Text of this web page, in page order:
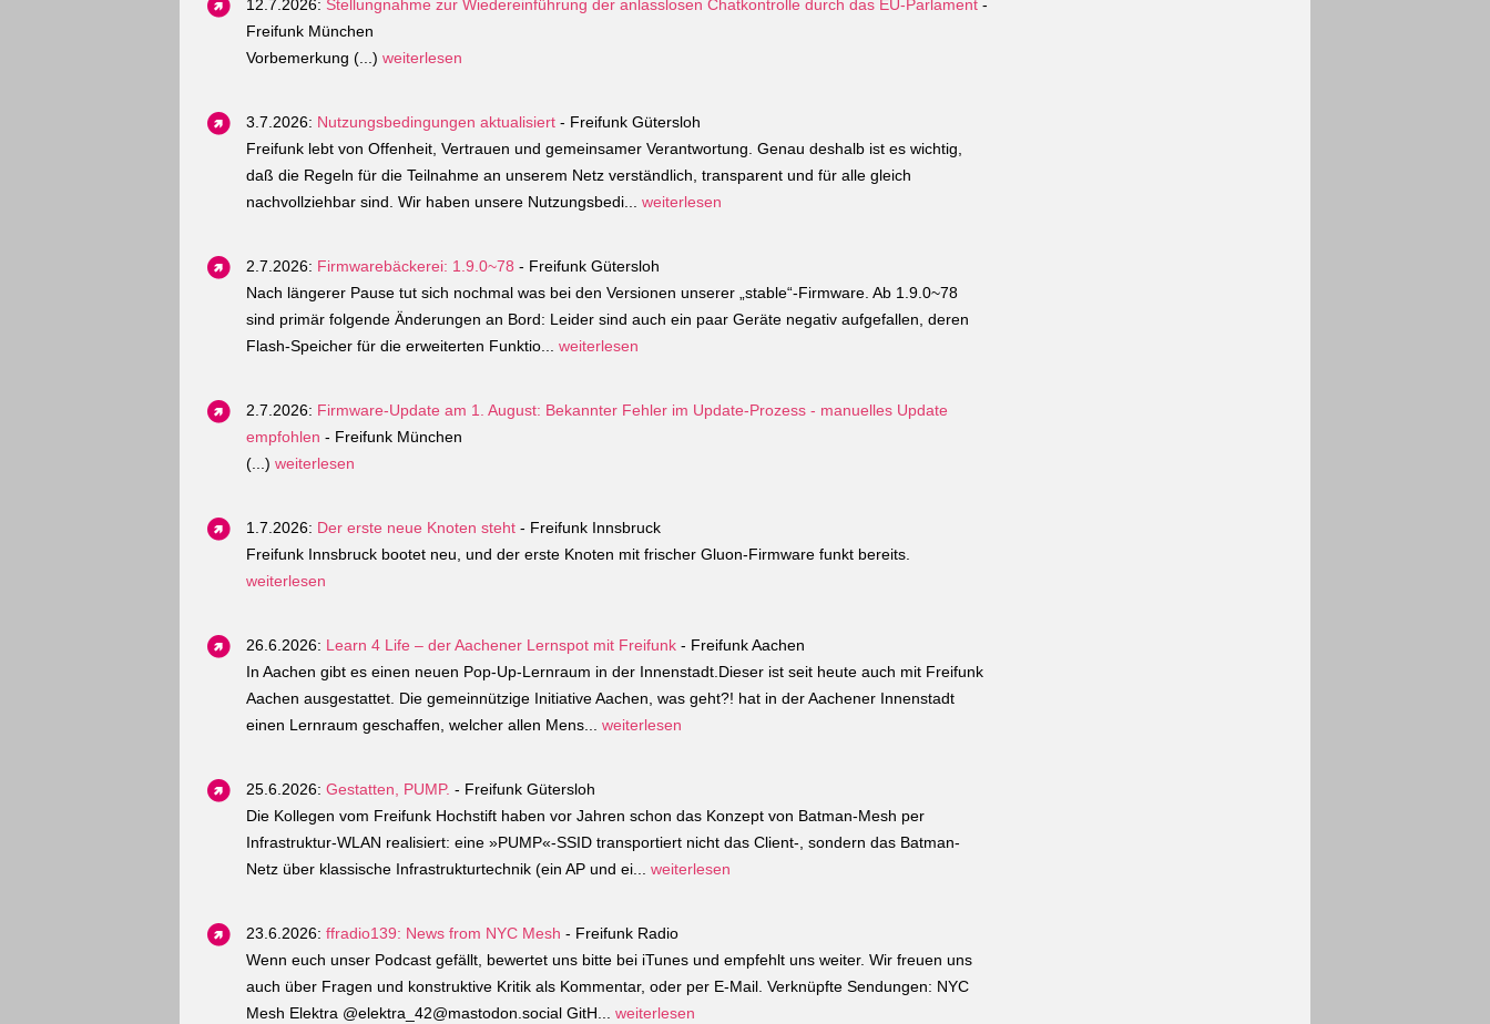
12.7.2026: Stellungnahme zur Wiedereinführung der anlasslosen Chatkontrolle durch das EU-Parlament -
Freifunk München
Vorbemerkung (...) weiterlesen
3.7.2026: Nutzungsbedingungen aktualisiert - Freifunk Gütersloh
Freifunk lebt von Offenheit, Vertrauen und gemeinsamer Verantwortung. Genau deshalb ist es wichtig,
daß die Regeln für die Teilnahme an unserem Netz verständlich, transparent und für alle gleich
nachvollziehbar sind. Wir haben unsere Nutzungsbedi... weiterlesen
2.7.2026: Firmwarebäckerei: 1.9.0~78 - Freifunk Gütersloh
Nach längerer Pause tut sich nochmal was bei den Versionen unserer „stable“-Firmware. Ab 1.9.0~78
sind primär folgende Änderungen an Bord: Leider sind auch ein paar Geräte negativ aufgefallen, deren
Flash-Speicher für die erweiterten Funktio... weiterlesen
2.7.2026: Firmware-Update am 1. August: Bekannter Fehler im Update-Prozess - manuelles Update
empfohlen - Freifunk München
(...) weiterlesen
1.7.2026: Der erste neue Knoten steht - Freifunk Innsbruck
Freifunk Innsbruck bootet neu, und der erste Knoten mit frischer Gluon-Firmware funkt bereits.
weiterlesen
26.6.2026: Learn 4 Life – der Aachener Lernspot mit Freifunk - Freifunk Aachen
In Aachen gibt es einen neuen Pop-Up-Lernraum in der Innenstadt.Dieser ist seit heute auch mit Freifunk
Aachen ausgestattet. Die gemeinnützige Initiative Aachen, was geht?! hat in der Aachener Innenstadt
einen Lernraum geschaffen, welcher allen Mens... weiterlesen
25.6.2026: Gestatten, PUMP. - Freifunk Gütersloh
Die Kollegen vom Freifunk Hochstift haben vor Jahren schon das Konzept von Batman-Mesh per
Infrastruktur-WLAN realisiert: eine »PUMP«-SSID transportiert nicht das Client-, sondern das Batman-
Netz über klassische Infrastrukturtechnik (ein AP und ei... weiterlesen
23.6.2026: ffradio139: News from NYC Mesh - Freifunk Radio
Wenn euch unser Podcast gefällt, bewertet uns bitte bei iTunes und empfehlt uns weiter. Wir freuen uns
auch über Fragen und konstruktive Kritik als Kommentar, oder per E-Mail. Verknüpfte Sendungen: NYC
Mesh Elektra @elektra_42@mastodon.social GitH... weiterlesen